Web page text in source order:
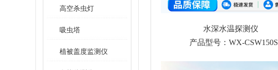
高空杀虫灯
吸虫塔
植被盖度监测仪
水深水温探测仪
产品型号：WX-CSW150S